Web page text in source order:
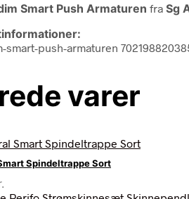
Smart Push Armaturen fra Sg
push-armaturen
varer
Spindeltrappe Sort